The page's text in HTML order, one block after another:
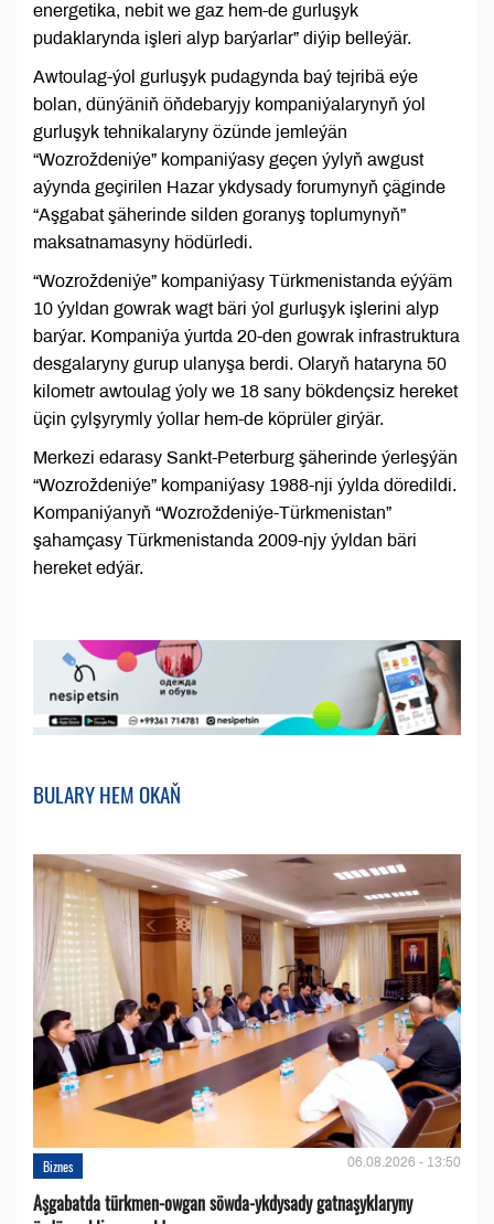
energetika, nebit we gaz hem-de gurluşyk
pudaklarynda işleri alyp barýarlar” diýip belleýär.
Awtoulag-ýol gurluşyk pudagynda baý tejribä eýe
bolan, dünýäniň öňdebaryjy kompaniýalarynyň ýol
gurluşyk tehnikalaryny özünde jemleýän
“Wozroždeniýe” kompaniýasy geçen ýylyň awgust
aýynda geçirilen Hazar ykdysady forumynyň çäginde
“Aşgabat şäherinde silden goranyş toplumynyň”
maksatnamasyny hödürledi.
“Wozroždeniýe” kompaniýasy Türkmenistanda eýýäm
10 ýyldan gowrak wagt bäri ýol gurluşyk işlerini alyp
barýar. Kompaniýa ýurtda 20-den gowrak infrastruktura
desgalaryny gurup ulanyşa berdi. Olaryň hataryna 50
kilometr awtoulag ýoly we 18 sany bökdençsiz hereket
üçin çylşyrymly ýollar hem-de köprüler girýär.
Merkezi edarasy Sankt-Peterburg şäherinde ýerleşýän
“Wozroždeniýe” kompaniýasy 1988-nji ýylda döredildi.
Kompaniýanyň “Wozroždeniýe-Türkmenistan”
şahamçasy Türkmenistanda 2009-njy ýyldan bäri
hereket edýär.
BULARY HEM OKAŇ
Biznes 06.08.2026 - 13:50
Aşgabatda türkmen-owgan söwda-ykdysady gatnaşyklaryny